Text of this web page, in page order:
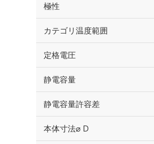
極性
カテゴリ温度範囲
定格電圧
静電容量
静電容量許容差
本体寸法⌀ D